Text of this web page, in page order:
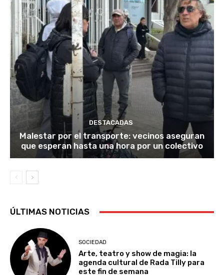
DESTACADAS
Malestar por el transporte: vecinos aseguran
que esperan hasta una hora por un colectivo
ÚLTIMAS NOTICIAS
SOCIEDAD
Arte, teatro y show de magia: la
agenda cultural de Rada Tilly para
este fin de semana